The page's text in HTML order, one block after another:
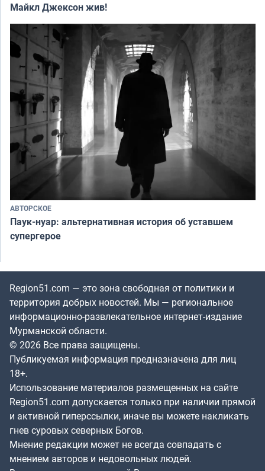
Майкл Джексон жив!
АВТОРСКОЕ
Паук-нуар: альтернативная история об уставшем
супергерое
Region51.com — это зона свободная от политики и
территория добрых новостей. Мы — региональное
информационно-развлекательное интернет-издание
Мурманской области.
© 2026 Все права защищены.
Публикуемая информация предназначена для лиц
18+.
Использование материалов размещенных на сайте
Region51.com допускается только при наличии прямой
и активной гиперссылки, иначе вы можете накликать
гнев суровых северных Богов.
Мнение редакции может не всегда совпадать с
мнением авторов и недовольных людей.